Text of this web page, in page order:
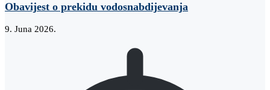
Obavijest o prekidu vodosnabdijevanja
9. Juna 2026.